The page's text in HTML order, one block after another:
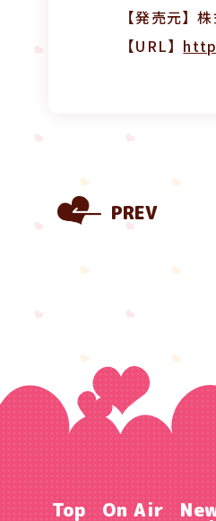
【発売元】
【URL】
PREV
Top On Air